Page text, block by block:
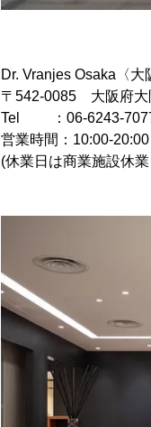
Dr. Vranjes Osaka〈大
〒542-0085 大阪府大
Tel ：06-6243-
営業時間：10:00-20:00
(休業日は商業施設休